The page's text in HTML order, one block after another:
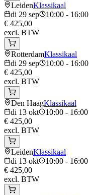
LeidenKlassikaal
di 29 sep
10:00 - 16:00
€ 425,00
excl. BTW
RotterdamKlassikaal
di 29 sep
10:00 - 16:00
€ 425,00
excl. BTW
Den HaagKlassikaal
di 13 okt
10:00 - 16:00
€ 425,00
excl. BTW
LeidenKlassikaal
di 13 okt
10:00 - 16:00
€ 425,00
excl. BTW